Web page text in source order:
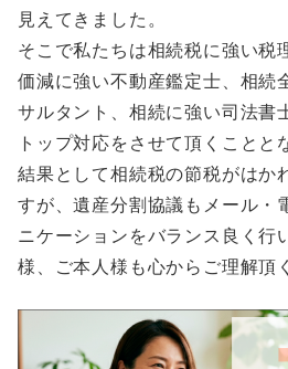
見えてきました。
そこで私たちは相続税に強い税
価減に強い不動産鑑定士、相続
サルタント、相続に強い司法書
トップ対応をさせて頂くことと
結果として相続税の節税がはか
すが、遺産分割協議もメール・
ニケーションをバランス良く行
様、ご本人様も心からご理解頂